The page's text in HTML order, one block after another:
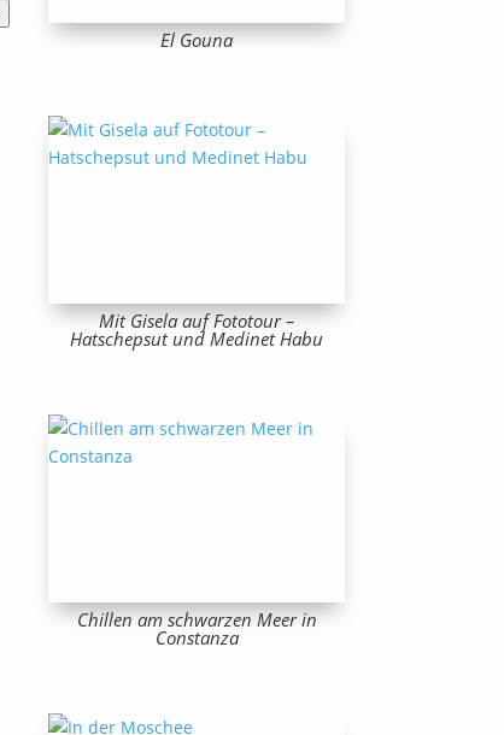
El Gouna
Mit Gisela auf Fototour –
Hatschepsut und Medinet Habu
Chillen am schwarzen Meer in
Constanza